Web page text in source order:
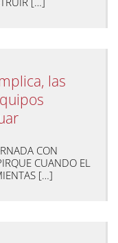
las
CON
CUANDO EL
[…]